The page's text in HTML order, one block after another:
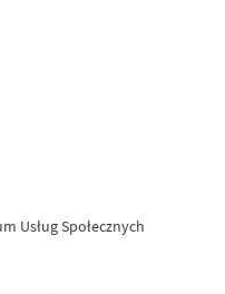
Usług Społecznych